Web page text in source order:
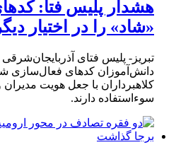
هشدار پلیس فتا:
«شاد» را در اختیار
تبریز- پلیس فتای آذربایجان‌شرقی
دانش‌آموزان کدهای فعال‌سازی
کلاهبرداران با جعل هویت
سوءاستفاده دارند.